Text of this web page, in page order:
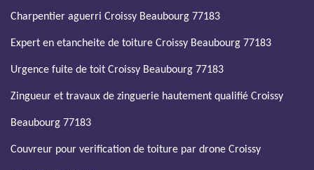
Charpentier aguerri Croissy Beaubourg 77183
Expert en etancheite de toiture Croissy Beaubourg 77183
Urgence fuite de toit Croissy Beaubourg 77183
Zingueur et travaux de zinguerie hautement qualifié Croissy
Beaubourg 77183
Couvreur pour verification de toiture par drone Croissy